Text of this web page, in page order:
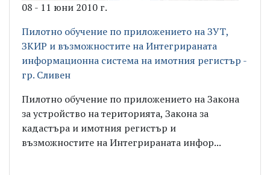
08 - 11 юни 2010 г.
Пилотно обучение по приложението на ЗУТ,
ЗКИР и възможностите на Интегрираната
информационна система на имотния регистър -
гр. Сливен
Пилотно обучение по приложението на Закона
за устройство на територията, Закона за
кадастъра и имотния регистър и
възможностите на Интегрираната инфор...